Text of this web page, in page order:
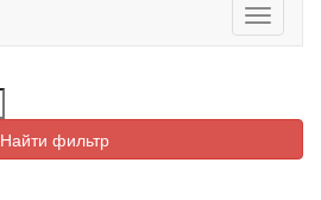
Toggle
Найти фильтр